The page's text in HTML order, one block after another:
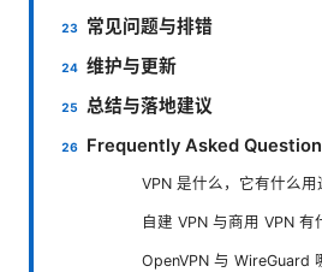
常见问题与排错
维护与更新
总结与落地建议
Frequently Asked
VPN 是什么，它有什么用
自建 VPN 与商用 VPN 有
OpenVPN 与 WireGuard